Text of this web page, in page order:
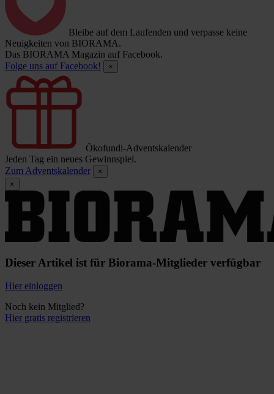
Bleibe auf dem Laufenden und verpasse keine
Neuigkeiten von BIORAMA.
Das BIORAMA Magazin auf Facebook.
Folge uns auf Facebook!
×
Ökofundi-Adventskalender
Jeden Tag ein neues Gewinnspiel.
Zum Adventskalender
×
×
Dieser Artikel ist für Biorama-Mitglieder verfügbar
Hier einloggen
Noch kein Mitglied?
Hier gratis registrieren